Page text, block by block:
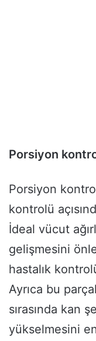
Porsiyon
Porsiyon
kontrolü
İdeal vücut
gelişmesini
hastalık
Ayrıca bu
sırasında kan
yükselmesini